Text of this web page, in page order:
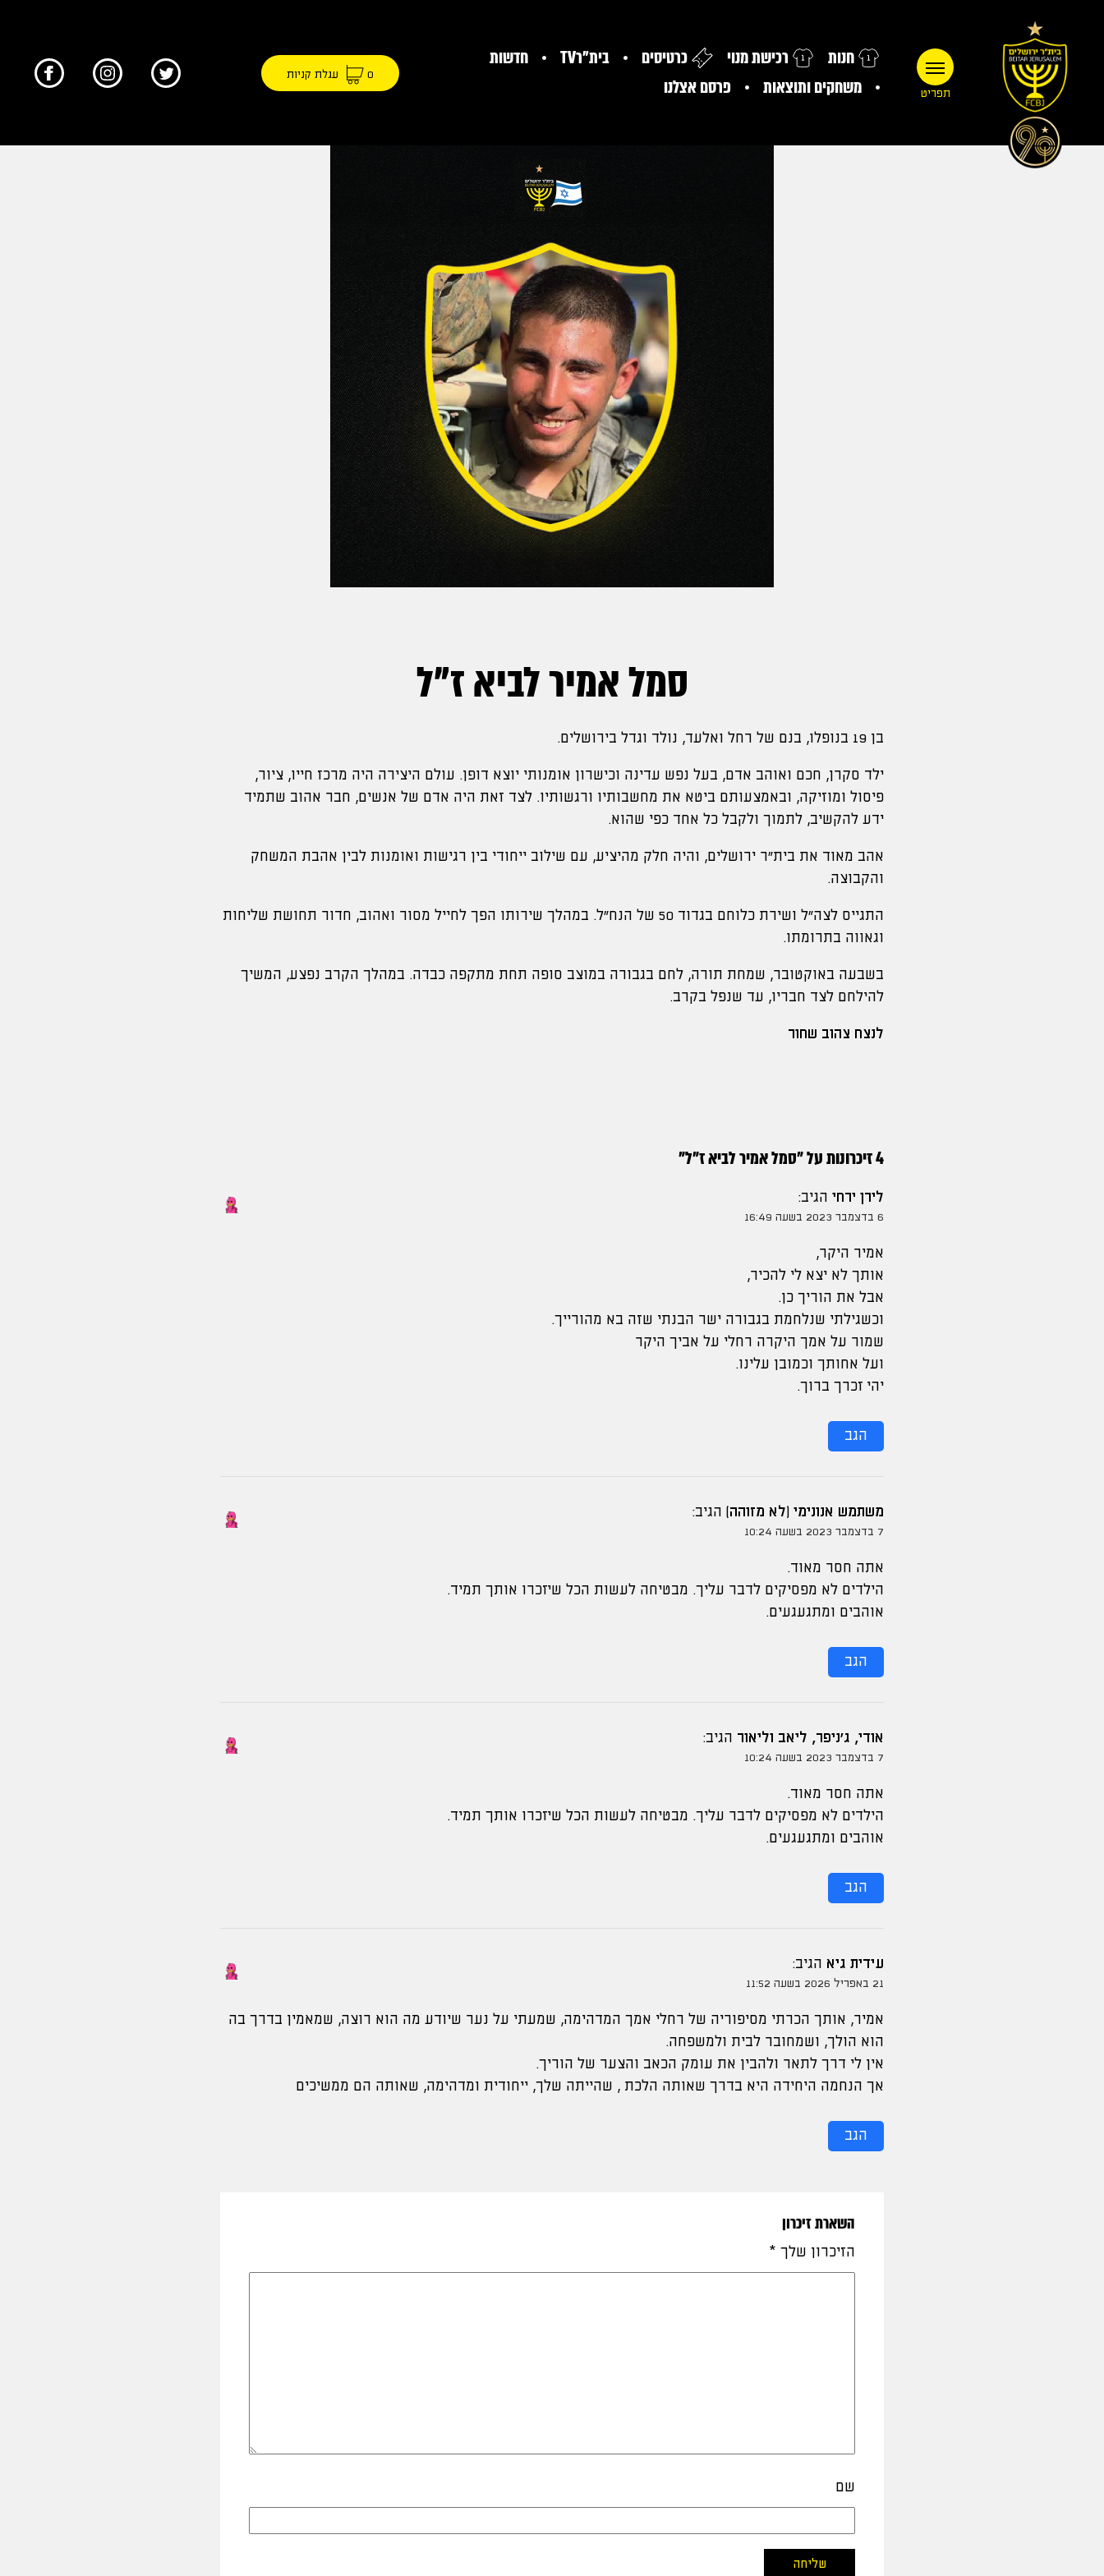
תפריט
חנות רכישת מנוי כרטיסים בית"רTV
חדשות
משחקים ותוצאות
פרסם אצלנו
0 עגלת קניות
סמל אמיר לביא ז"ל
בן 19 בנופלו, בנם של רחל ואלעד, נולד וגדל בירושלים.
ילד סקרן, חכם ואוהב אדם, בעל נפש עדינה וכישרון אומנותי יוצא דופן. עולם היצירה היה מרכז חייו, ציור,
פיסול ומוזיקה, ובאמצעותם ביטא את מחשבותיו ורגשותיו. לצד זאת היה אדם של אנשים, חבר אהוב שתמיד
ידע להקשיב, לתמוך ולקבל כל אחד כפי שהוא.
אהב מאוד את בית״ר ירושלים, והיה חלק מהיציע, עם שילוב ייחודי בין רגישות ואומנות לבין אהבת המשחק
והקבוצה.
התגייס לצה״ל ושירת כלוחם בגדוד 50 של הנח״ל. במהלך שירותו הפך לחייל מסור ואהוב, חדור תחושת שליחות
וגאווה בתרומתו.
בשבעה באוקטובר, שמחת תורה, לחם בגבורה במוצב סופה תחת מתקפה כבדה. במהלך הקרב נפצע, המשיך
להילחם לצד חבריו, עד שנפל בקרב.
לנצח צהוב שחור
4 זיכרונות על " סמל אמיר לביא ז"ל"
לירן ירחי הגיב:
6 בדצמבר 2023 בשעה 16:49
אמיר היקר,
אותך לא יצא לי להכיר,
אבל את הוריך כן.
וכשגילתי שנלחמת בגבורה ישר הבנתי שזה בא מהורייך.
שמור על אמך היקרה רחלי על אביך היקר
ועל אחותך וכמובן עלינו.
יהי זכרך ברוך.
הגב
משתמש אנונימי (לא מזוהה) הגיב:
7 בדצמבר 2023 בשעה 10:24
אתה חסר מאוד.
הילדים לא מפסיקים לדבר עליך. מבטיחה לעשות הכל שיזכרו אותך תמיד.
אוהבים ומתגעגעים.
הגב
אודי, ג'ניפר, ליאב וליאור הגיב:
7 בדצמבר 2023 בשעה 10:24
אתה חסר מאוד.
הילדים לא מפסיקים לדבר עליך. מבטיחה לעשות הכל שיזכרו אותך תמיד.
אוהבים ומתגעגעים.
הגב
עידית גיא הגיב:
21 באפריל 2026 בשעה 11:52
אמיר, אותך הכרתי מסיפוריה של רחלי אמך המדהימה, שמעתי על נער שיודע מה הוא רוצה, שמאמין בדרך בה
הוא הולך, ושמחובר לבית ולמשפחה.
אין לי דרך לתאר ולהבין את עומק הכאב והצער של הוריך.
אך הנחמה היחידה היא בדרך שאותה הלכת , שהייתה שלך, ייחודית ומדהימה, שאותה הם ממשיכים
הגב
השארת זיכרון
הזיכרון שלך *
שם